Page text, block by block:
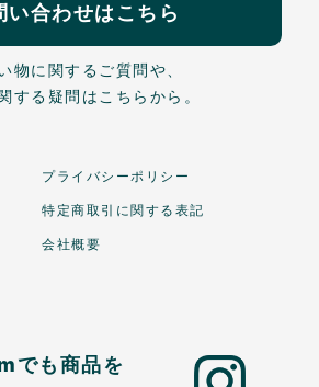
い合わせはこちら
物に関するご質問や、
する疑問はこちらから。
プライバシーポリシー
特定商取引に関する表記
会社概要
も商品を